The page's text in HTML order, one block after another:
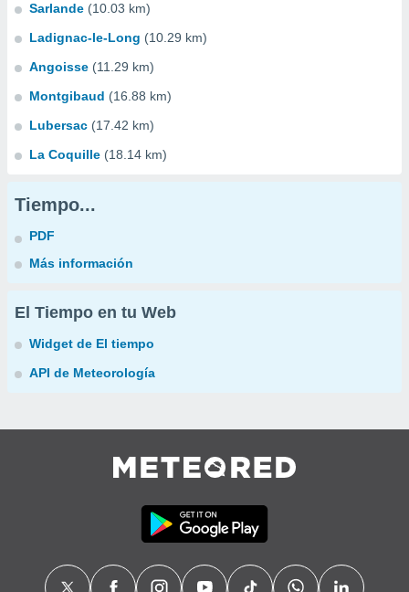
Sarlande (10.03 km)
Ladignac-le-Long (10.29 km)
Angoisse (11.29 km)
Montgibaud (16.88 km)
Lubersac (17.42 km)
La Coquille (18.14 km)
Tiempo...
PDF
Más información
El Tiempo en tu Web
Widget de El tiempo
API de Meteorología